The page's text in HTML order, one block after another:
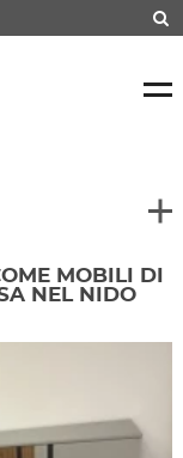
MOBILI DI
NEL NIDO